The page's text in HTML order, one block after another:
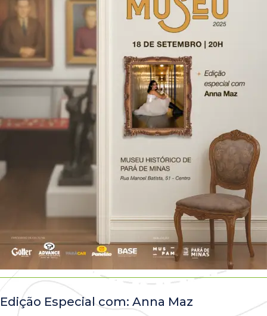
Edição Especial com: Anna Maz